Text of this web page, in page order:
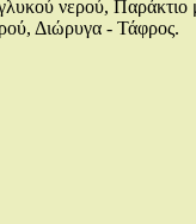
νερού,
Διώρυγα - Τάφρος.